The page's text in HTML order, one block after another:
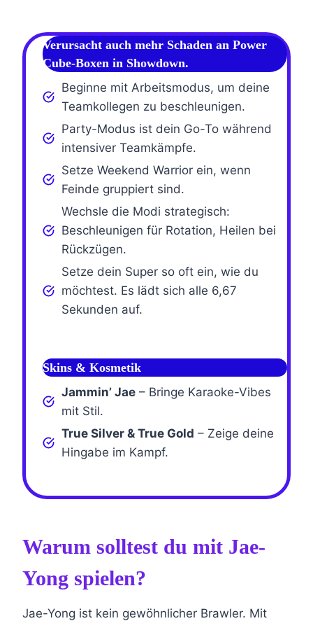
Verursacht auch mehr Schaden an Power
Cube-Boxen in Showdown.
Beginne mit Arbeitsmodus, um deine
Teamkollegen zu beschleunigen.
Party-Modus ist dein Go-To während
intensiver Teamkämpfe.
Setze Weekend Warrior ein, wenn
Feinde gruppiert sind.
Wechsle die Modi strategisch:
Beschleunigen für Rotation, Heilen bei
Rückzügen.
Setze dein Super so oft ein, wie du
möchtest. Es lädt sich alle 6,67
Sekunden auf.
Skins & Kosmetik
Jammin’ Jae – Bringe Karaoke-Vibes
mit Stil.
True Silver & True Gold – Zeige deine
Hingabe im Kampf.
Warum solltest du mit Jae-
Yong spielen?
Jae-Yong ist kein gewöhnlicher Brawler. Mit